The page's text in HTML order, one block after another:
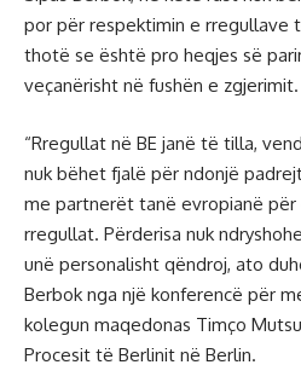
por për respektimin e rregullave
thotë se është pro heqjes së
veçanërisht në fushën e zgjerimit.
“Rregullat në BE janë të tilla,
nuk bëhet fjalë për ndonjë
me partnerët tanë evropianë për
rregullat. Përderisa nuk
unë personalisht qëndroj, ato
Berbok nga një konferencë për
kolegun maqedonas Timço
Procesit të Berlinit në Berlin.